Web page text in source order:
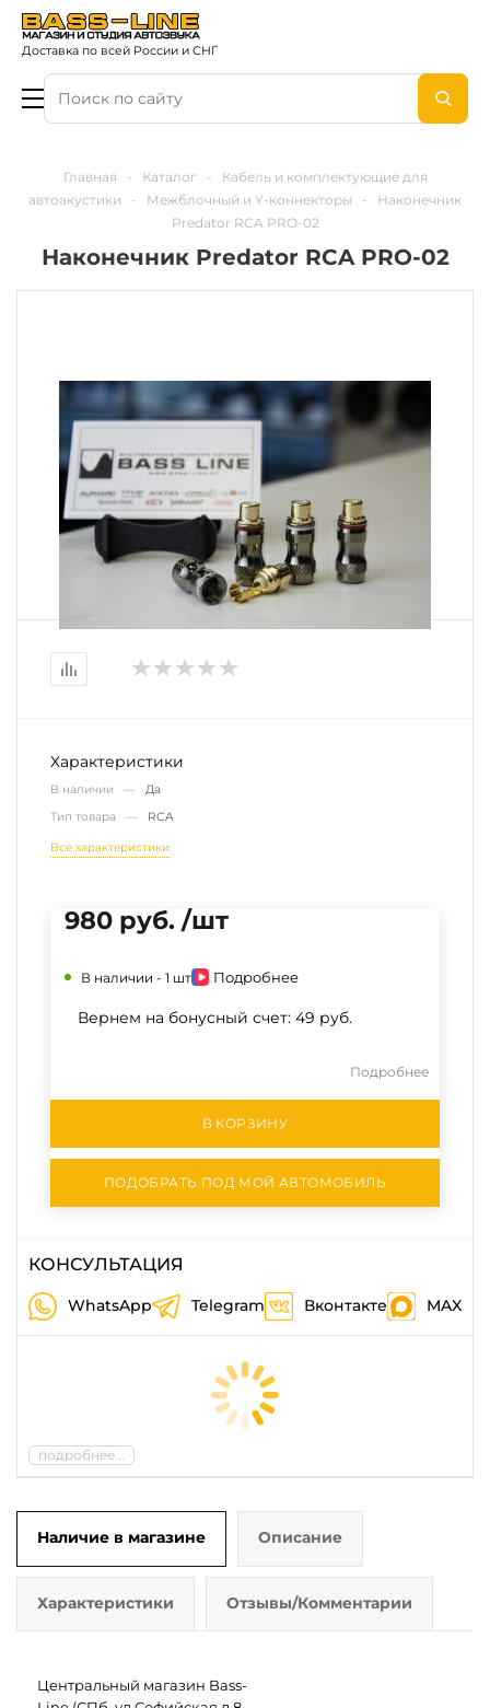
Доставка по всей России и СНГ
Главная - Каталог -
Кабель и комплектующие для
автоакустики
- Межблочный и Y-коннекторы -
Наконечник
Predator RCA PRO-02
Наконечник Predator RCA PRO-02
Характеристики
В наличии — Да
Тип товара — RCA
Все характеристики
980 руб. /шт
В наличии - 1 шт Подробнее
Вернем на бонусный счет: 49 руб.
Подробнее
В КОРЗИНУ
ПОДОБРАТЬ ПОД МОЙ АВТОМОБИЛЬ
КОНСУЛЬТАЦИЯ
WhatsApp Telegram Вконтакте MAX
подробнее...
Наличие в магазине Описание
Характеристики Отзывы/Комментарии
Центральный магазин Bass-